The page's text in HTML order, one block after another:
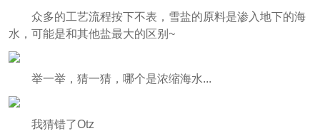
众多的工艺流程按下不表，雪盐的原料是渗入地下的海
水，可能是和其他盐最大的区别~
举一举，猜一猜，哪个是浓缩海水...
我猜错了Otz